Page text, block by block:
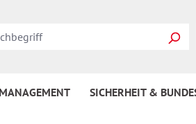
SICHERHEIT &